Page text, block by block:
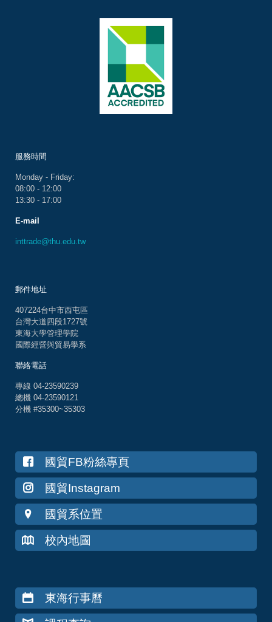
服務時間
Monday - Friday:
08:00 - 12:00
13:30 - 17:00
E-mail
inttrade@thu.edu.tw
郵件地址
407224台中市西屯區
台灣大道四段1727號
東海大學管理學院
國際經營與貿易學系
聯絡電話
專線 04-23590239
總機 04-23590121
分機 #35300~35303
國貿FB粉絲專頁
國貿Instagram
國貿系位置
校內地圖
東海行事曆